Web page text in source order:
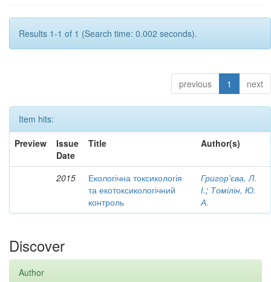
Results 1-1 of 1 (Search time: 0.002 seconds).
previous 1 next
Item hits:
Preview
Issue
Date
Title Author(s)
2015
Екологічна токсикологія
та екотоксикологічний
контроль
Григор'єва, Л.
І.; Томілін, Ю.
А.
Discover
Author